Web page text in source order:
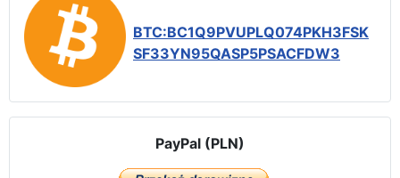
BTC:BC1Q9PVUPLQ074PKH3FSK
SF33YN95QASP5PSACFDW3
PayPal (PLN)